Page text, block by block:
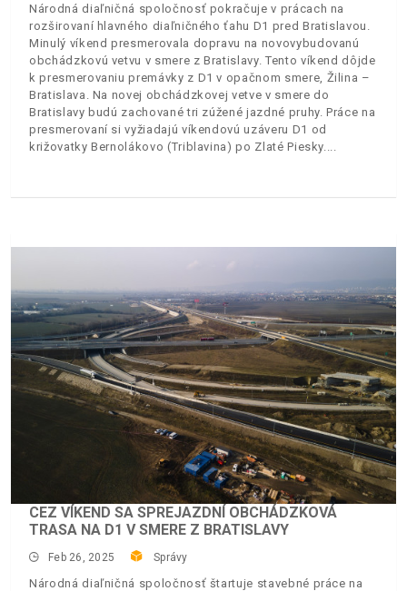
Národná diaľničná spoločnosť pokračuje v prácach na
rozširovaní hlavného diaľničného ťahu D1 pred Bratislavou.
Minulý víkend presmerovala dopravu na novovybudovanú
obchádzkovú vetvu v smere z Bratislavy. Tento víkend dôjde
k presmerovaniu premávky z D1 v opačnom smere, Žilina –
Bratislava. Na novej obchádzkovej vetve v smere do
Bratislavy budú zachované tri zúžené jazdné pruhy. Práce na
presmerovaní si vyžiadajú víkendovú uzáveru D1 od
križovatky Bernolákovo (Triblavina) po Zlaté Piesky.
CEZ VÍKEND SA SPREJAZDNÍ OBCHÁDZKOVÁ
TRASA NA D1 V SMERE Z BRATISLAVY
Feb 26, 2025 Správy
Národná diaľničná spoločnosť štartuje stavebné práce na